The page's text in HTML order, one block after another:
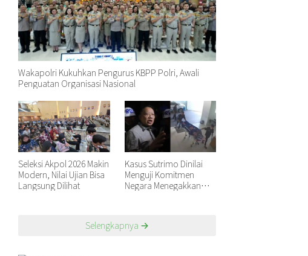
Wakapolri Kukuhkan Pengurus KBPP Polri, Awali
Penguatan Organisasi Nasional
Seleksi Akpol 2026 Makin
Modern, Nilai Ujian Bisa
Langsung Dilihat
Kasus Sutrimo Dinilai
Menguji Komitmen
Negara Menegakkan
Selengkapnya